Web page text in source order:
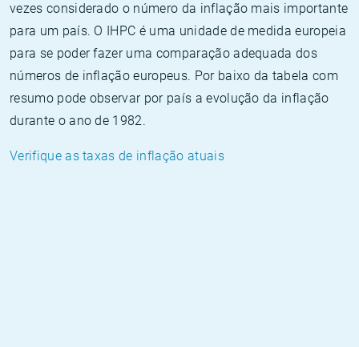
vezes considerado o número da inflação mais importante
para um país. O IHPC é uma unidade de medida europeia
para se poder fazer uma comparação adequada dos
números de inflação europeus. Por baixo da tabela com
resumo pode observar por país a evolução da inflação
durante o ano de 1982.
Verifique as taxas de inflação atuais